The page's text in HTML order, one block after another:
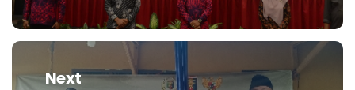
Next